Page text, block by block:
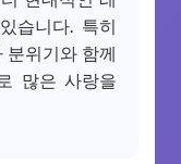
습니다. 특히
위기와 함께
많은 사랑을